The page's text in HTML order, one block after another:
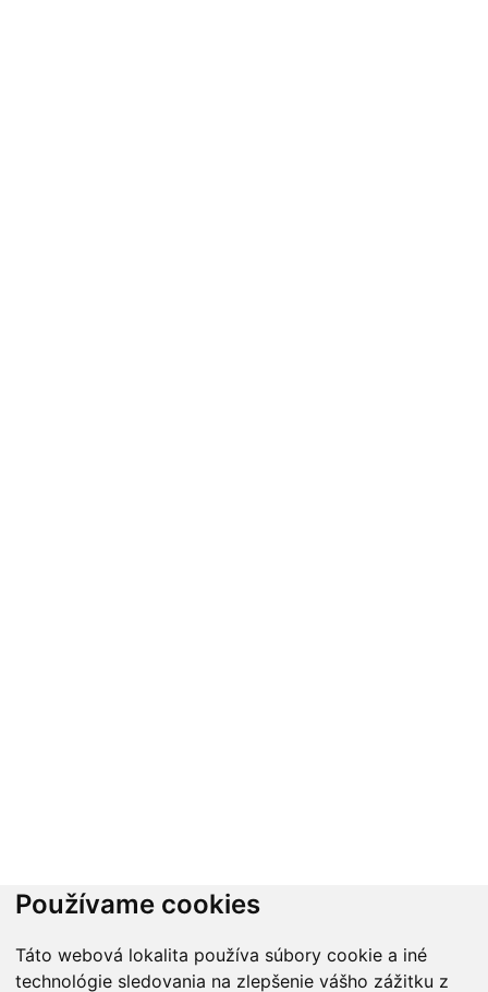
Používame cookies
Táto webová lokalita používa súbory cookie a iné
technológie sledovania na zlepšenie vášho zážitku z